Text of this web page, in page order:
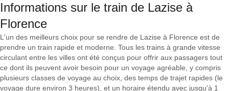
Informations sur le train de Lazise à
Florence
L'un des meilleurs choix pour se rendre de Lazise à Florence est de
prendre un train rapide et moderne. Tous les trains à grande vitesse
circulant entre les villes ont été conçus pour offrir aux passagers tout
ce dont ils peuvent avoir besoin pour un voyage agréable, y compris
plusieurs classes de voyage au choix, des temps de trajet rapides (le
voyage dure environ 3 heures), et un horaire étendu avec jusqu'à 1